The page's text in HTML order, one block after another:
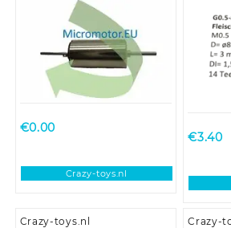
€0.00
Crazy-toys.nl
€3.40
Crazy-toys.nl Crazy-